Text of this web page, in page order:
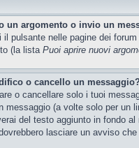
un argomento o invio un
il pulsante nelle pagine dei
(la lista Puoi aprire nuovi
o cancello un messaggio?
o cancellare solo i tuoi
messaggio (a volte solo per un
del testo aggiunto in fondo
lasciare un avviso